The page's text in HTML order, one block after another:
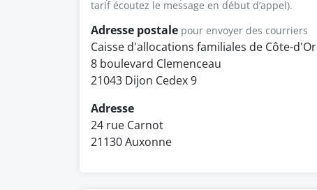
tarif écoutez le message en début d’appel).
Adresse postale pour envoyer des courriers
Caisse d'allocations familiales de Côte-d'Or
8 boulevard Clemenceau
21043 Dijon Cedex 9
Adresse
24 rue Carnot
21130 Auxonne